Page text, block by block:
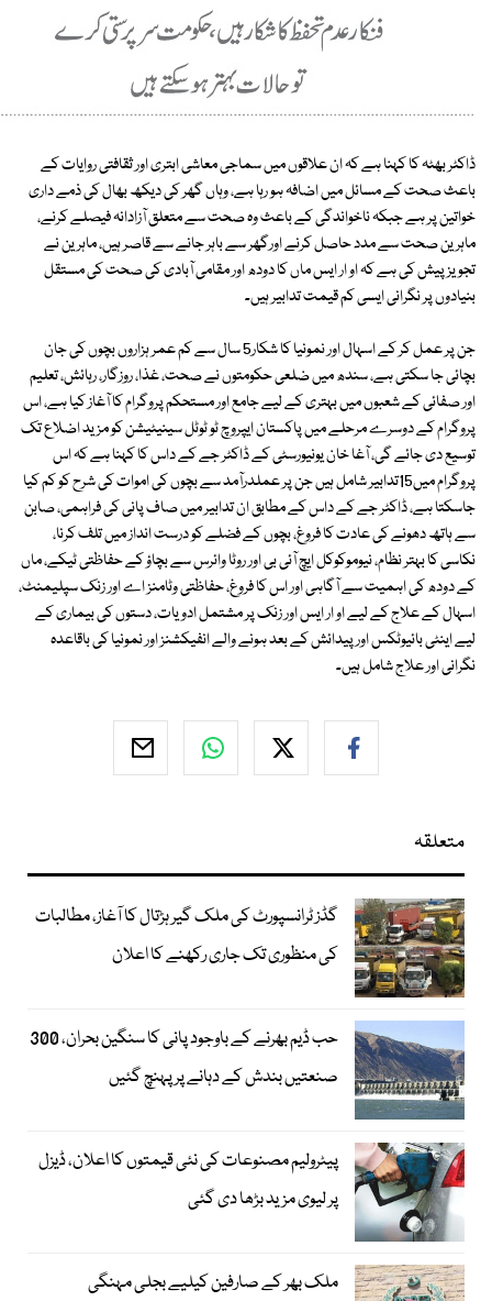
ڈاکٹر بھٹہ کا کہنا ہے کہ ان علاقوں میں سماجی معاشی ابتری اور ثقافتی روایات کے
باعث صحت کے مسائل میں اضافہ ہو رہا ہے، وہاں گھر کی دیکھ بھال کی ذمے داری
خواتین پر ہے جبکہ ناخواندگی کے باعث وہ صحت سے متعلق آزادانہ فیصلے کرنے،
ماہرین صحت سے مدد حاصل کرنے اورگھر سے باہر جانے سے قاصر ہیں، ماہرین نے
تجویز پیش کی ہے کہ او ار ایس ماں کا دودھ اور مقامی آبادی کی صحت کی مستقل
بنیادوں پر نگرانی ایسی کم قیمت تدابیر ہیں۔
جن پر عمل کر کے اسہال اور نمونیا کا شکار5 سال سے کم عمر ہزاروں بچوں کی جان
بچائی جا سکتی ہے، سندھ میں ضلعی حکومتوں نے صحت، غذا، روزگار، رہائش، تعلیم
اور صفائی کے شعبوں میں بہتری کے لیے جامع اور مستحکم پروگرام کا آغاز کیا ہے، اس
پروگرام کے دوسرے مرحلے میں پاکستان ایپروچ ٹو ٹوٹل سینیٹیشن کو مزید اضلاع تک
توسیع دی جائے گی، آغا خان یونیورسٹی کے ڈاکٹر جے کے داس کا کہنا ہے کہ اس
پروگرام میں15تدابیر شامل ہیں جن پر عملدرآمد سے بچوں کی اموات کی شرح کو کم کیا
جاسکتا ہے، ڈاکٹر جے کے داس کے مطابق ان تدابیر میں صاف پانی کی فراہمی، صابن
سے ہاتھ دھونے کی عادت کا فروغ، بچوں کے فضلے کو درست انداز میں تلف کرنا،
نکاسی کا بہتر نظام، نیوموکوکل ایچ آئی بی اور روٹا وائرس سے بچاؤ کے حفاظتی ٹیکے، ماں
کے دودھ کی اہمیت سے آگاہی اور اس کا فروغ، حفاظتی وٹامنز اے اور زنک سپلیمنٹ،
اسہال کے علاج کے لیے او ار ایس اور زنک پر مشتمل ادویات، دستوں کی بیماری کے
لیے اینٹی بائیوٹکس اور پیدائش کے بعد ہونے والے انفیکشنز اور نمونیا کی باقاعدہ
نگرانی اور علاج شامل ہیں۔
متعلقہ
گڈز ٹرانسپورٹ کی ملک گیر ہڑتال کا آغاز، مطالبات
کی منظوری تک جاری رکھنے کا اعلان
حب ڈیم بھرنے کے باوجود پانی کا سنگین بحران، 300
صنعتیں بندش کے دہانے پر پہنچ گئیں
پیٹرولیم مصنوعات کی نئی قیمتوں کا اعلان، ڈیزل
پر لیوی مزید بڑھا دی گئی
ملک بھر کے صارفین کیلیے بجلی مہنگی